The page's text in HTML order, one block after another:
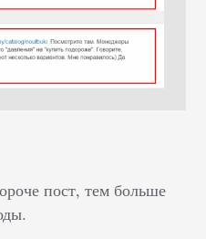
пост, тем больше